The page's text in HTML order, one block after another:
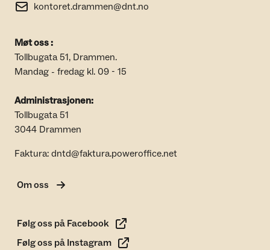
kontoret.drammen@dnt.no
Møt oss :
Tollbugata 51, Drammen.
Mandag - fredag kl. 09 - 15
Administrasjonen:
Tollbugata 51
3044 Drammen
Faktura: dntd@faktura.poweroffice.net
Om oss
Følg oss på Facebook
Følg oss på Instagram